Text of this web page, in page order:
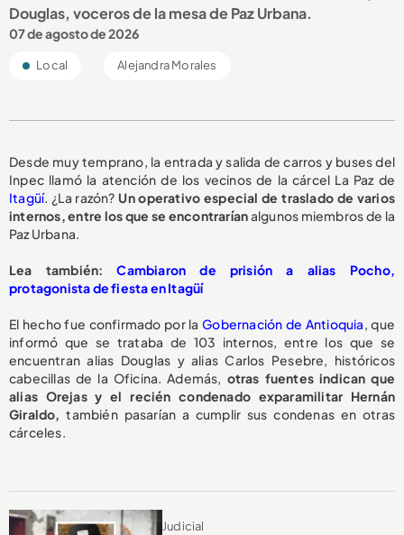
Douglas, voceros de la mesa de Paz Urbana.
07 de agosto de 2026
Local Alejandra Morales
Desde muy temprano, la entrada y salida de carros y buses del
Inpec llamó la atención de los vecinos de la cárcel La Paz de
Itagüí. ¿La razón? Un operativo especial de traslado de varios
internos, entre los que se encontraríanalgunos miembros de la
Paz Urbana.
Lea también:Cambiaron de prisión a alias Pocho,
protagonista de fiesta en Itagüí
El hecho fue confirmado por laGobernación de Antioquia, que
informó que se trataba de 103 internos, entre los que se
encuentran alias Douglas y alias Carlos Pesebre, históricos
cabecillas de la Oficina. Además, otras fuentes indican que
alias Orejas y el recién condenado exparamilitar Hernán
Giraldo,también pasarían a cumplir sus condenas en otras
cárceles.
Judicial